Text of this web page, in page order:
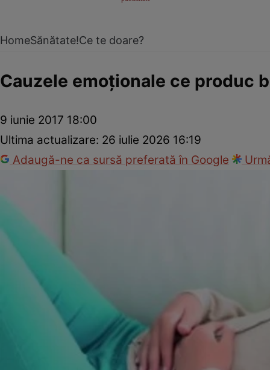
HomeSănătate!Ce te doare?
Cauzele emoţionale ce produc
9 iunie 2017 18:00
Ultima actualizare: 26 iulie 2026 16:19
Adaugă-ne ca sursă preferată în Google